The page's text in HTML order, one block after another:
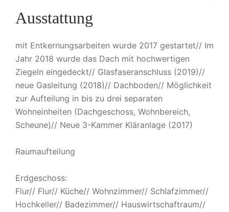
Ausstattung
mit Entkernungsarbeiten wurde 2017 gestartet// Im
Jahr 2018 wurde das Dach mit hochwertigen
Ziegeln eingedeckt// Glasfaseranschluss (2019)//
neue Gasleitung (2018)// Dachboden// Möglichkeit
zur Aufteilung in bis zu drei separaten
Wohneinheiten (Dachgeschoss, Wohnbereich,
Scheune)// Neue 3-Kammer Kläranlage (2017)
Raumaufteilung
Erdgeschoss:
Flur// Flur// Küche// Wohnzimmer// Schlafzimmer//
Hochkeller// Badezimmer// Hauswirtschaftraum//